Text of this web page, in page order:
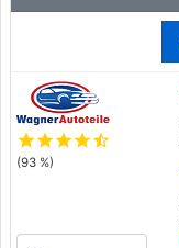
starstarstarstarstar_half
(93 %)